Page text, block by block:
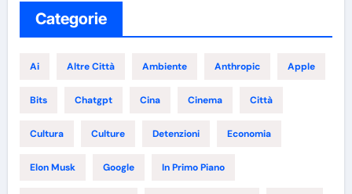
Categorie
Ai Altre Città Ambiente Anthropic Apple
Bits Chatgpt Cina Cinema Città
Cultura Culture Detenzioni Economia
Elon Musk Google In Primo Piano